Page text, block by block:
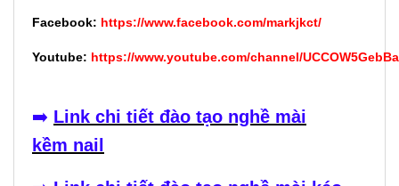
Facebook: https://www.facebook.com/markjkct/
Youtube: https://www.youtube.com/channel/
➡️ Link chi tiết đào tạo nghề mài
kềm nail